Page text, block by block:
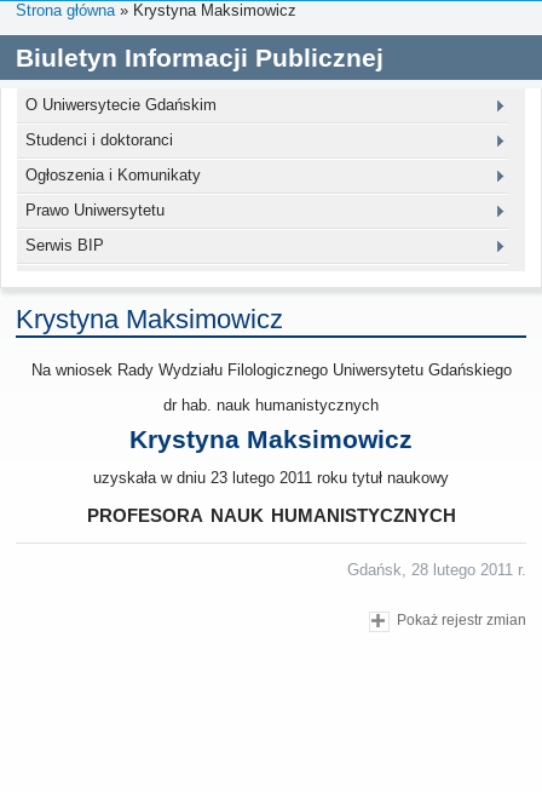
Strona główna» Krystyna Maksimowicz
Biuletyn Informacji Publicznej
O Uniwersytecie Gdańskim
Studenci i doktoranci
Ogłoszenia i Komunikaty
Prawo Uniwersytetu
Serwis BIP
Krystyna Maksimowicz
Na wniosek Rady Wydziału Filologicznego Uniwersytetu Gdańskiego
dr hab. nauk humanistycznych
Krystyna Maksimowicz
uzyskała w dniu 23 lutego 2011 roku tytuł naukowy
profesora nauk humanistycznych
Gdańsk, 28 lutego 2011 r.
Pokaż rejestr zmian